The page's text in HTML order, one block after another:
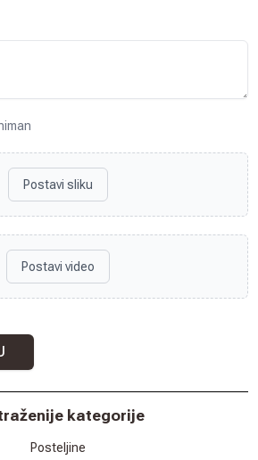
Postavi sliku
Postavi video
kategorije
Posteljine